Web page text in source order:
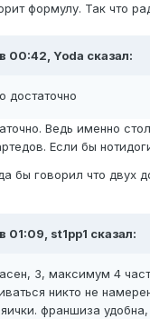
формулу. Так что
00:42, Yoda сказал:
достаточно
Ведь именно
Если бы
бы говорил что двух
01:09, st1pp1 сказал:
3, максимум 4
никто не
франшиза